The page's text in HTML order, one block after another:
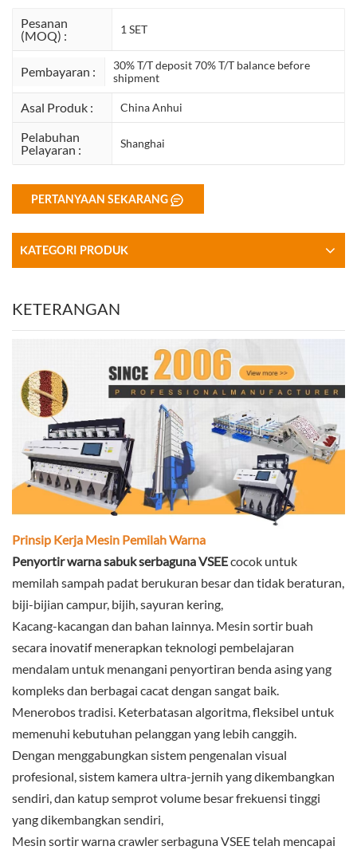
Pesanan
(MOQ) :
1 SET
Pembayaran :
30% T/T deposit 70% T/T balance before
shipment
Asal Produk : China Anhui
Pelabuhan
Pelayaran :
Shanghai
PERTANYAAN SEKARANG
KATEGORI PRODUK
KETERANGAN
Prinsip Kerja Mesin Pemilah Warna
Penyortir warna sabuk serbaguna VSEEcocok untuk
memilah sampah padat berukuran besar dan tidak beraturan,
biji-bijian campur, bijih, sayuran kering,
Kacang-kacangan dan bahan lainnya. Mesin sortir buah
secara inovatif menerapkan teknologi pembelajaran
mendalam untuk menangani penyortiran benda asing yang
kompleks dan berbagai cacat dengan sangat baik.
Menerobos tradisi. Keterbatasan algoritma, fleksibel untuk
memenuhi kebutuhan pelanggan yang lebih canggih.
Dengan menggabungkan sistem pengenalan visual
profesional, sistem kamera ultra-jernih yang dikembangkan
sendiri, dan katup semprot volume besar frekuensi tinggi
yang dikembangkan sendiri,
Mesin sortir warna crawler serbaguna VSEE telah mencapai